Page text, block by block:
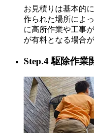
お見積りは基本的
作られた場所によ
に高所作業や工事
が有料となる場合
Step.4 駆除作業